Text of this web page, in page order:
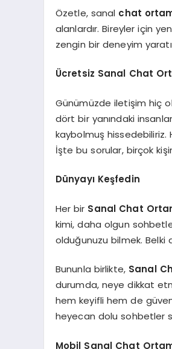
Özetle, sanal chat
alanlardır. Bireyler için
zengin bir deneyim
Ücretsiz Sanal Chat
Günümüzde iletişim hiç
dört bir yanındaki
kaybolmuş
İşte bu sorular, birçok
Dünyayı Keşfedin
Her bir Sanal Chat
kimi, daha olgun
olduğunuzu bilmek.
Bununla birlikte, Sanal
durumda, neye dikkat
hem keyifli hem de
heyecan dolu sohbetler
Mobil Sanal Chat